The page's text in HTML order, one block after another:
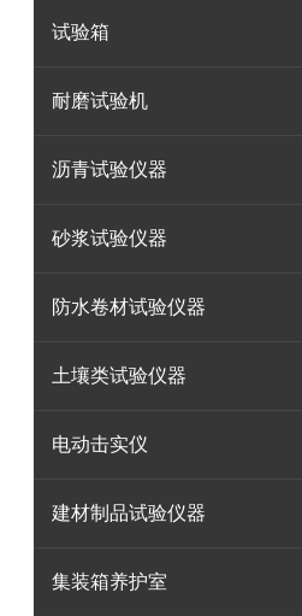
试验箱
耐磨试验机
沥青试验仪器
砂浆试验仪器
防水卷材试验仪器
土壤类试验仪器
电动击实仪
建材制品试验仪器
集装箱养护室